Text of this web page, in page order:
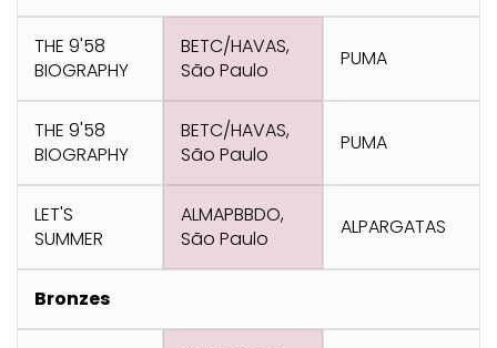
THE 9'58
BIOGRAPHY
BETC/HAVAS,
São Paulo
PUMA
THE 9'58
BIOGRAPHY
BETC/HAVAS,
São Paulo
PUMA
LET'S
SUMMER
ALMAPBBDO,
São Paulo
ALPARGATAS
Bronzes